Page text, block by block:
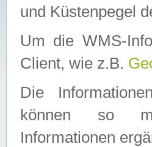
und Küstenpegel
Um die WMS-
Client, wie z.B.
Die
können so
Informationen